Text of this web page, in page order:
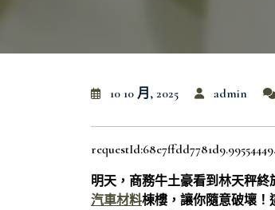
10 10 月, 2025 admin
requestId:68e7ffdd7781d9.99554449.
明天，商務牛土豪看到林天秤
汽車材料棟樓，讓你隨意破壞！